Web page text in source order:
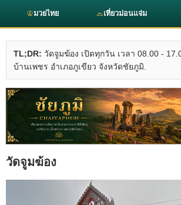
มวยไทย เที่ยวม่อนแจ่ม
TL;DR: วัดจูมฆ้อง เปิดทุกวัน เวลา 08.00 -
บ้านเพชร อำเภอภูเขียว จังหวัดชัยภูมิ.
วัดจูมฆ้อง